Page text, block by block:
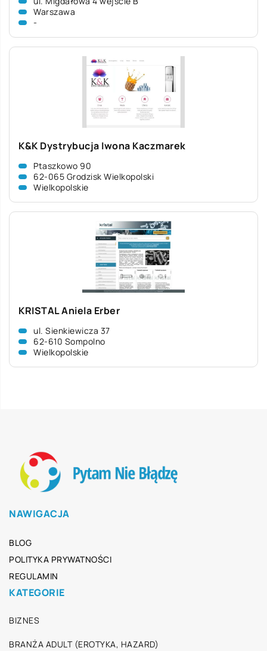
Warszawa
-
K&K Dystrybucja Iwona Kaczmarek
Ptaszkowo 90
62-065 Grodzisk Wielkopolski
Wielkopolskie
KRISTAL Aniela Erber
ul. Sienkiewicza 37
62-610 Sompolno
Wielkopolskie
NAWIGACJA
BLOG
POLITYKA PRYWATNOŚCI
REGULAMIN
KATEGORIE
BIZNES
BRANŻA ADULT (EROTYKA, HAZARD)